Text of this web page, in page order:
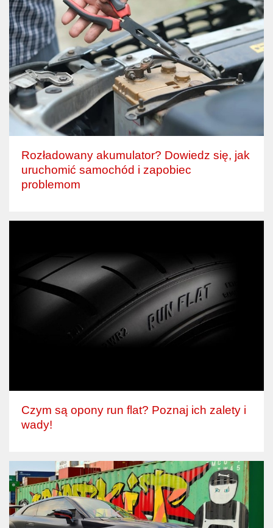
Rozładowany akumulator? Dowiedz się, jak
uruchomić samochód i zapobiec
problemom
Czym są opony run flat? Poznaj ich zalety i
wady!